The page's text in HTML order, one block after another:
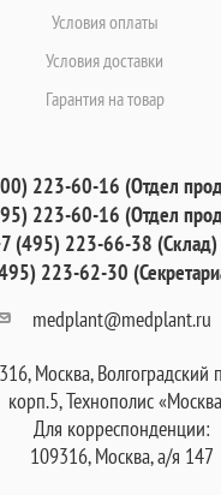
Условия оплаты
Условия доставки
Гарантия на товар
223-60-16 (Отдел
223-60-16 (Отдел
(495) 223-66-38 (Склад)
223-62-30
medplant@medplant.ru
Москва, Волгоградский
корп.5, Технополис
Для корреспонденции:
109316, Москва, а/я 147